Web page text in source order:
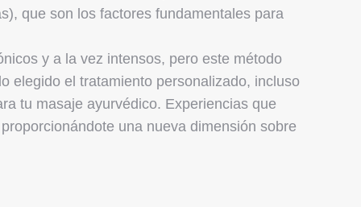
que son los factores fundamentales para
y a la vez intensos, pero este método
elegido el tratamiento personalizado, incluso
tu masaje ayurvédico. Experiencias que
una nueva dimensión sobre